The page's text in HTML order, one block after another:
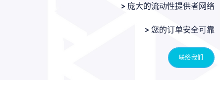
> 庞大的流动性提供者网络
> 您的订单安全可靠
联络我们